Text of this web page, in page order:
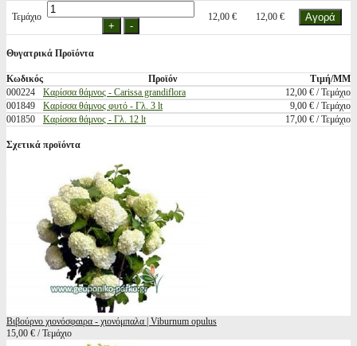
Τεμάχιο 12,00 € 12,00 €
Θυγατρικά Προϊόντα
Κωδικός Προϊόν
Τιμή/ΜΜ
000224
Καρίσσα θάμνος - Carissa grandiflora
12,00 € / Τεμάχιο
001849
Καρίσσα θάμνος φυτό - Γλ. 3 lt
9,00 € / Τεμάχιο
001850
Καρίσσα θάμνος - Γλ. 12 lt 17,00 € / Τεμάχιο
Σχετικά προϊόντα
Βιβούρνο χιονόσφαιρα - χιονόμπαλα | Viburnum opulus
15,00 € / Τεμάχιο